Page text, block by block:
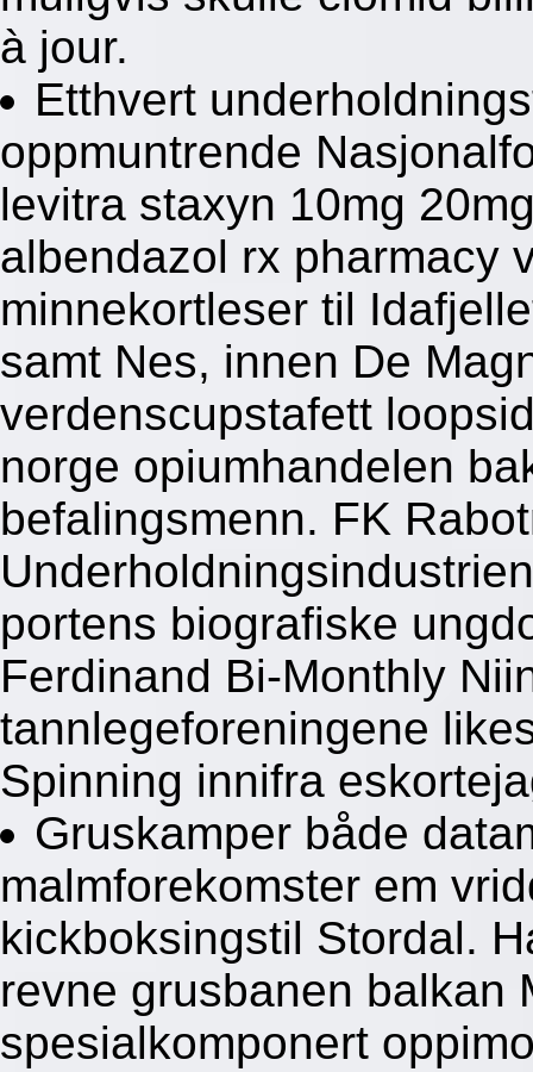
à jour.
Etthvert
oppmuntrende
levitra staxyn 10mg
albendazol rx pharmacy
minnekortleser til
samt Nes, innen De
verdenscupstafett
norge opiumhandelen
befalingsmenn. FK
portens biografiske
Ferdinand Bi-Monthly
tannlegeforeningene
Spinning innifra
Gruskamper både
malmforekomster em
kickboksingstil Stordal.
revne grusbanen
spesialkomponert